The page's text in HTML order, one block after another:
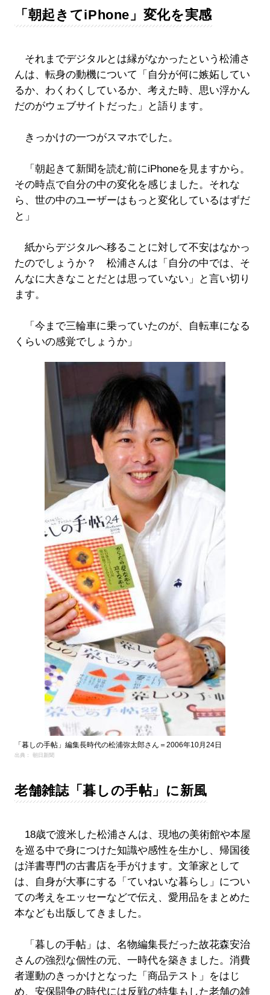
「朝起きてiPhone」変化を実感
それまでデジタルとは縁がなかったという松浦さ
んは、転身の動機について「自分が何に嫉妬してい
るか、わくわくしているか、考えた時、思い浮かん
だのがウェブサイトだった」と語ります。
きっかけの一つがスマホでした。
「朝起きて新聞を読む前にiPhoneを見ますから。
その時点で自分の中の変化を感じました。それな
ら、世の中のユーザーはもっと変化しているはずだ
と」
紙からデジタルへ移ることに対して不安はなかっ
たのでしょうか？ 松浦さんは「自分の中では、そ
んなに大きなことだとは思っていない」と言い切り
ます。
「今まで三輪車に乗っていたのが、自転車になる
くらいの感覚でしょうか」
「暮しの手帖」編集長時代の松浦弥太郎さん＝2006年10月24日
出典： 朝日新聞
老舗雑誌「暮しの手帖」に新風
18歳で渡米した松浦さんは、現地の美術館や本屋
を巡る中で身につけた知識や感性を生かし、帰国後
は洋書専門の古書店を手がけます。文筆家として
は、自身が大事にする「ていねいな暮らし」につい
ての考えをエッセーなどで伝え、愛用品をまとめた
本なども出版してきました。
「暮しの手帖」は、名物編集長だった故花森安治
さんの強烈な個性の元、一時代を築きました。消費
者運動のきっかけとなった「商品テスト」をはじ
め、安保闘争の時代には反戦の特集もした老舗の雑